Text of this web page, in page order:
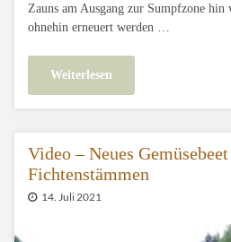
Zauns am Ausgang zur Sumpfzone hin
ohnehin erneuert werden …
Weiterlesen
Video – Neues
Fichtenstämmen
14. Juli 2021